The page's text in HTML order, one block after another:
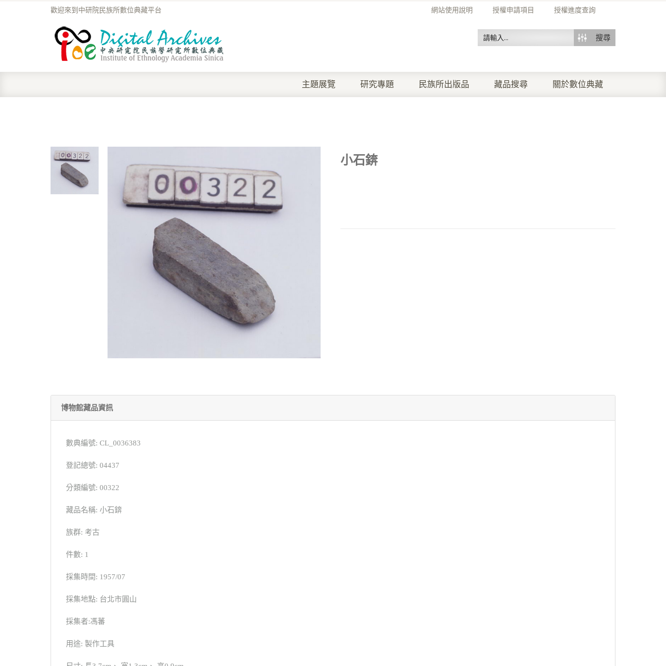
網站使用說明 授權申請項目 授權進度查詢
歡迎來到中研院民族所數位典藏平台
搜尋
主題展覽 研究專題 民族所出版品 藏品搜尋 關於數位典藏
小石錛
博物館藏品資訊
數典編號: CL_0036383
登記總號: 04437
分類編號: 00322
藏品名稱: 小石錛
族群: 考古
件數: 1
採集時間: 1957/07
採集地點: 台北市圓山
採集者:馮蕃
用途: 製作工具